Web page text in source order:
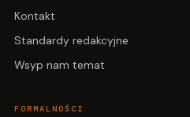
Kontakt
Standardy redakcyjne
Wsyp nam temat
FORMALNOŚCI